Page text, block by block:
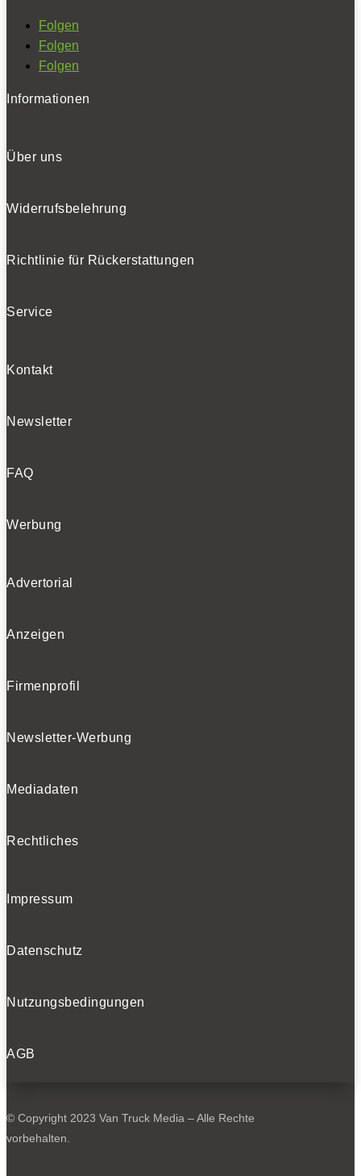
Folgen
Folgen
Folgen
Informationen
Über uns
Widerrufsbelehrung
Richtlinie für Rückerstattungen
Service
Kontakt
Newsletter
FAQ
Werbung
Advertorial
Anzeigen
Firmenprofil
Newsletter-Werbung
Mediadaten
Rechtliches
Impressum
Datenschutz
Nutzungsbedingungen
AGB
© Copyright 2023 Van Truck Media – Alle Rechte
vorbehalten.